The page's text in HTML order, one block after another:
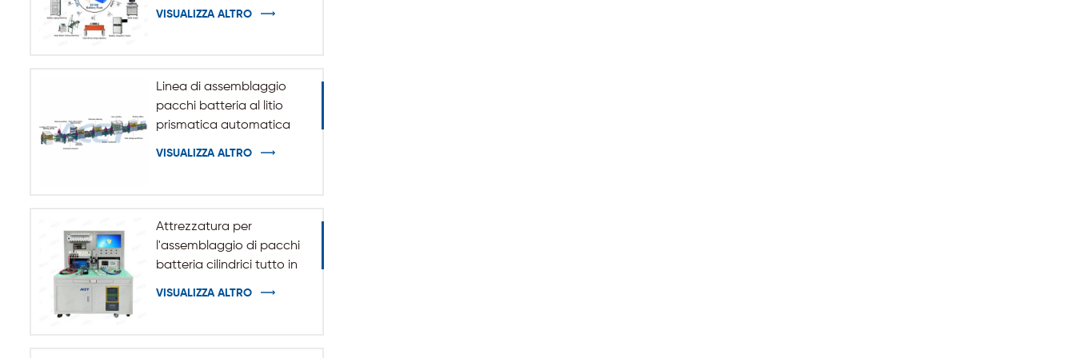
VISUALIZZA ALTRO
Linea di assemblaggio
pacchi batteria al litio
prismatica automatica
VISUALIZZA ALTRO
Attrezzatura per
l'assemblaggio di pacchi
batteria cilindrici tutto in
VISUALIZZA ALTRO